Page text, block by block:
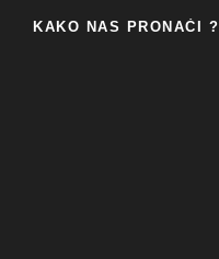
KAKO NAS PRONAĆI ?